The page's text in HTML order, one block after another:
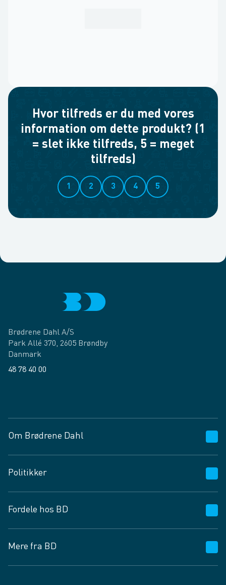
Hvor tilfreds er du med vores
information om dette produkt? (1
= slet ikke tilfreds, 5 = meget
tilfreds)
1 2 3 4 5
Brødrene Dahl A/S
Park Allé 370, 2605 Brøndby
Danmark
48 78 40 00
Om Brødrene Dahl
Vagttelefon 30 10 89 89
Spørgsmål og svar
Job og karriere
Fødevarekontrolrapport
Politikker
Privatlivspolitik
Cookies
Vilkår og betingelser
Fordele hos BD
BD app
BD.dk services
Mere fra BD